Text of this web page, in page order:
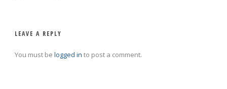
LEAVE A REPLY
You must be logged in to post a comment.